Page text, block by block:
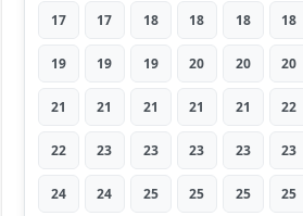
17 17 18 18 18 18
19 19 19 20 20 20
21 21 21 21 21 22
22 23 23 23 23 23
24 24 25 25 25 25